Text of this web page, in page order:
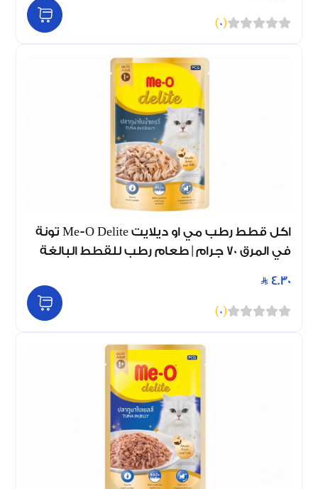
(
0
)
اكل قطط رطب مي او ديلايت Me-O Delite تونة
في المرق 70 جرام | طعام رطب للقطط البالغة
4.30
(
0
)